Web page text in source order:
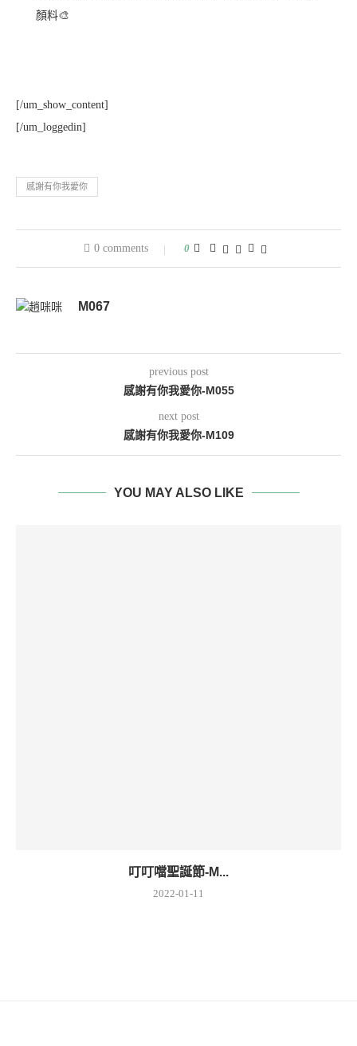
顏料🎨
[/um_show_content]
[/um_loggedin]
感謝有你我愛你
0 comments 0
M067
previous post
感謝有你我愛你-M055
next post
感謝有你我愛你-M109
YOU MAY ALSO LIKE
叮叮噹聖誕節-M...
2022-01-11